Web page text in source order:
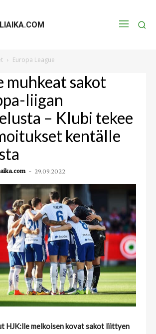
Europa League
muhkeat sakot
liigan
– Klubi tekee
kentälle
- 29.09.2022
HJK:lle melkoisen kovat sakot liittyen